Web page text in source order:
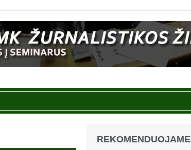
REKOMENDUOJAME